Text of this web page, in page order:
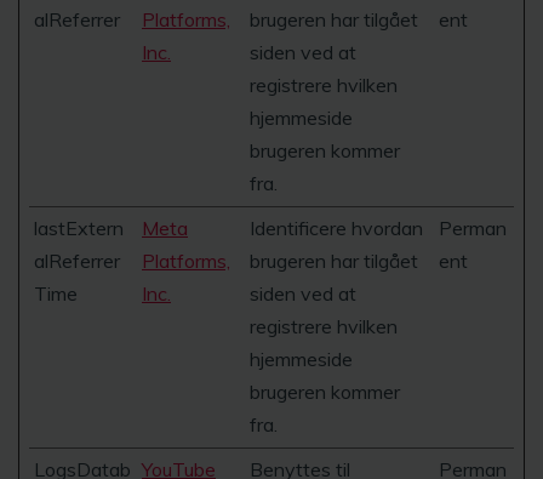
alReferrer
Platforms,
Inc.
brugeren har tilgået
siden ved at
registrere hvilken
hjemmeside
brugeren kommer
fra.
ent
lastExtern
alReferrer
Time
Meta
Platforms,
Inc.
Identificere hvordan
brugeren har tilgået
siden ved at
registrere hvilken
hjemmeside
brugeren kommer
fra.
Perman
ent
LogsDatab YouTube Benyttes til Perman